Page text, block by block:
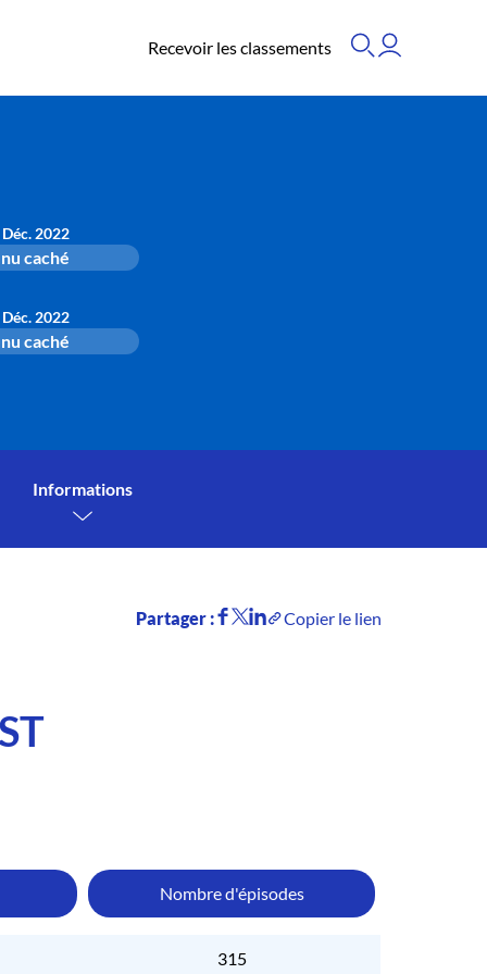
Recevoir les classements
2022
caché
2022
caché
Informations
Partager : Copier le lien
Nombre d'épisodes
315